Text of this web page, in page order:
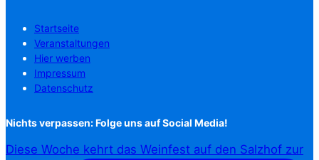
Startseite
Veranstaltungen
Hier werben
Impressum
Datenschutz
Nichts verpassen: Folge uns auf Social Media!
Diese Woche kehrt das Weinfest auf den Salzhof zur